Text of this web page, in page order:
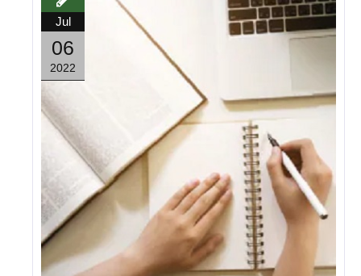
window)
Jul
06
2022